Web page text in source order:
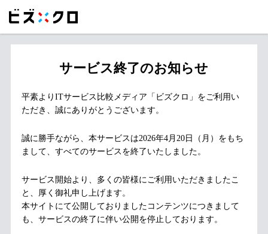
サービス終了のお知らせ
平素よりITサービス比較メディア「ビズクロ」をご利用い
ただき、誠にありがとうございます。
誠に勝手ながら、本サービスは2026年4月20日（月）をもち
まして、すべてのサービスを終了いたしました。
サービス開始より、多くの皆様にご利用いただきましたこ
と、厚く御礼申し上げます。
本サイトにて公開しておりましたコンテンツにつきまして
も、サービスの終了に伴い公開を停止しております。